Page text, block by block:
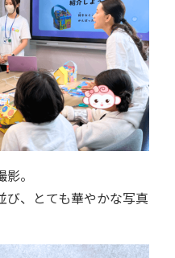
。
び、とても華やかな写真